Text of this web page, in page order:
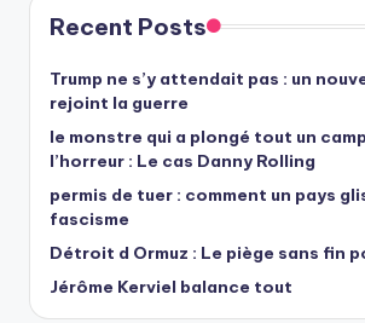
Recent Posts
Trump ne s’y attendait pas : un
rejoint la guerre
le monstre qui a plongé tout un
l’horreur : Le cas Danny Rolling
permis de tuer : comment un pays
fascisme
Détroit d Ormuz : Le piège sans fin
Jérôme Kerviel balance tout